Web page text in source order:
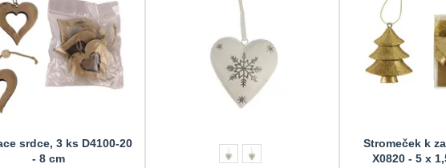
srdce, 3 ks D4100-20
- 8 cm
Stromeček k
X0820 - 5 x